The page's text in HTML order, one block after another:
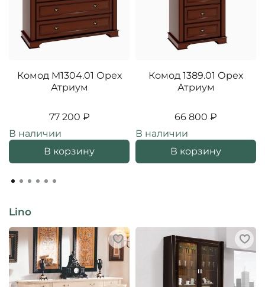
Комод M1304.01 Орех
Атриум
77 200 ₽
В наличии
В корзину
Комод 1389.01 Орех
Атриум
66 800 ₽
В наличии
В корзину
Lino